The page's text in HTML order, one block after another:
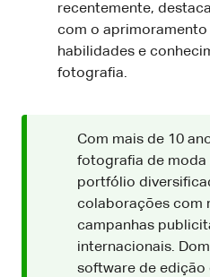
recentemente,
com o
habilidades e
fotografia.
Com mais de 10
fotografia de moda
portfólio
colaborações com
campanhas
internacionais.
software de